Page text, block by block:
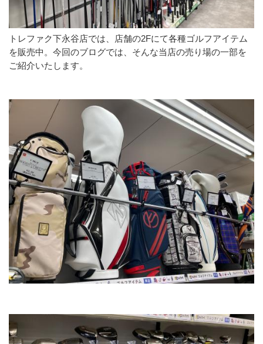
トレファク下永谷店では、店舗の2Fにて各種ゴルフアイテム
を販売中。今回のブログでは、そんな当店の売り場の一部を
ご紹介いたします。